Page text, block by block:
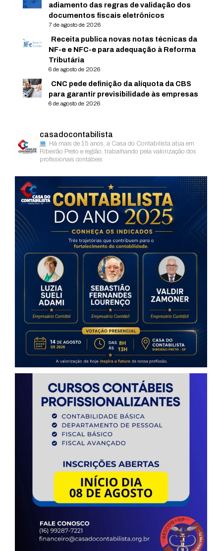
adiamento das regras de validação dos
documentos fiscais eletrônicos
7 de agosto de 2026
Receita publica novas notas técnicas da
NF-e e NFC-e para adequação à Reforma
Tributária
6 de agosto de 2026
CNC pede definição da alíquota da CBS
para garantir previsibilidade às empresas
6 de agosto de 2026
casadocontabilista
Há mais de 15 anos, a Casa do Contabilista atua em
Ribeirão Preto e região, trabalhando pela valorização dos
profissionais contábeis